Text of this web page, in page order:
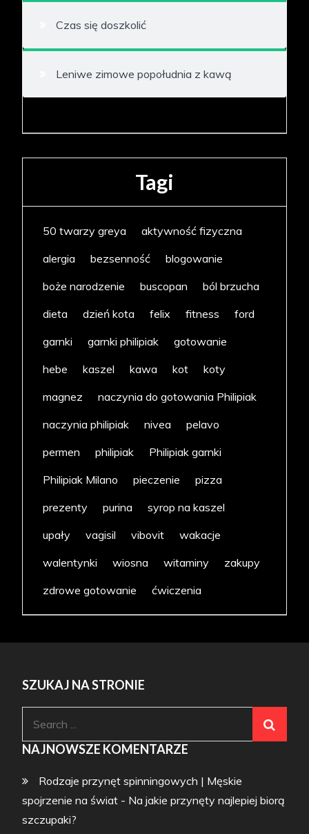
Czas się doszkolić
Leniwe zimowe popołudnia z kawą
Tagi
50 twarzy greya
aktywność fizyczna
alergia
bezsenność
blogowanie
boże narodzenie
buscopan
ból brzucha
dieta
dzień kota felix fitness
ford
garnki
garnki philipiak
gotowanie
hebe
kaszel kawa kot
koty
magnez
naczynia do gotowania Philipiak
naczynia philipiak
nivea
pelavo
permen
philipiak
Philipiak garnki
Philipiak Milano
pieczenie
pizza
prezenty
purina
syrop na kaszel
upały
vagisil vibovit
wakacje
walentynki
wiosna witaminy
zakupy
zdrowe gotowanie
ćwiczenia
SZUKAJ NA STRONIE
NAJNOWSZE KOMENTARZE
Rodzaje przynęt spinningowych | Męskie
spojrzenie na świat - Na jakie przynęty najlepiej biorą
szczupaki?